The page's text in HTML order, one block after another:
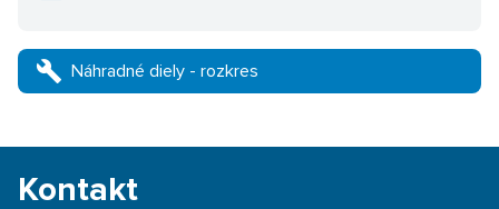
build Náhradné diely - rozkres
Kontakt